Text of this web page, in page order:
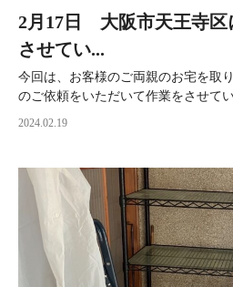
2月17日 大阪市天王寺区
させてい...
今回は、お客様のご両親のお宅を取
のご依頼をいただいて作業をさせて
2024.02.19